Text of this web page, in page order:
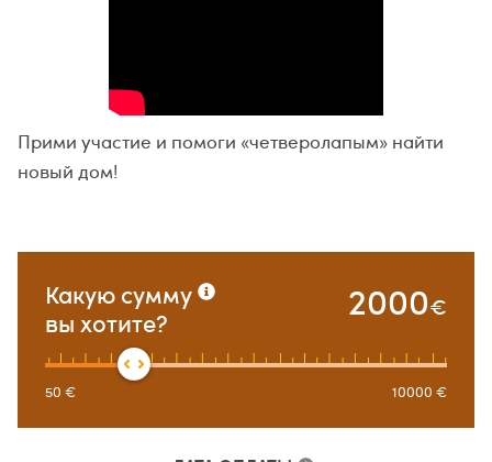
Прими участие и помоги «четверолапым» найти
новый дом!
Какую сумму
вы хотите?
2000€
50 € 10000 €